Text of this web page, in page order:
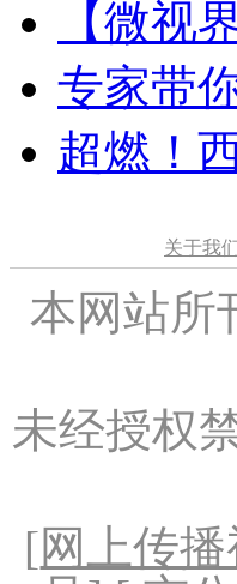
【微视
专家带
超燃！
关于我
本网站所
未经授权
[网上传